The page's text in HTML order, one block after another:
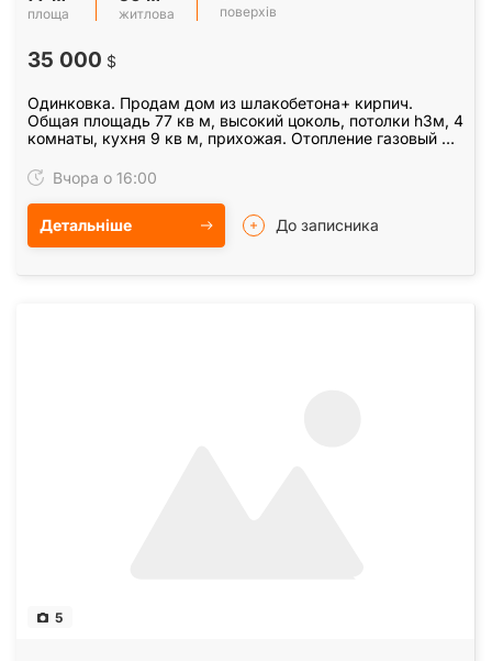
площа житлова поверхів
35 000 $
Одинковка. Продам дом из шлакобетона+ кирпич.
Общая площадь 77 кв м, высокий цоколь, потолки h3м, 4
комнаты, кухня 9 кв м, прихожая. Отопление газовый 2х
Вчора о 16:00
Детальніше До записника
5